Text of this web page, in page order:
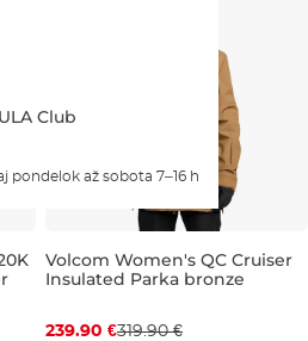
Club
pondelok až sobota 7–16 h
Zľava -25 %
Volcom Women's QC Cruiser
Insulated Parka bronze
239.90 €319.90 €